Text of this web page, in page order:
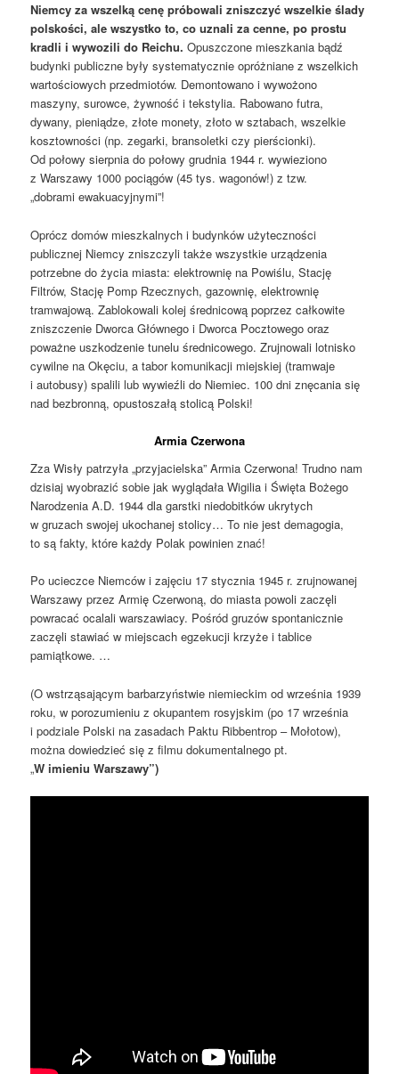
Niemcy za wszelką cenę próbowali zniszczyć wszelkie ślady
polskości, ale wszystko to, co uznali za cenne, po prostu
kradli i wywozili do Reichu. Opuszczone mieszkania bądź
budynki publiczne były systematycznie opróżniane z wszelkich
wartościowych przedmiotów. Demontowano i wywożono
maszyny, surowce, żywność i tekstylia. Rabowano futra,
dywany, pieniądze, złote monety, złoto w sztabach, wszelkie
kosztowności (np. zegarki, bransoletki czy pierścionki).
Od połowy sierpnia do połowy grudnia 1944 r. wywieziono
z Warszawy 1000 pociągów (45 tys. wagonów!) z tzw.
„dobrami ewakuacyjnymi”!
Oprócz domów mieszkalnych i budynków użyteczności
publicznej Niemcy zniszczyli także wszystkie urządzenia
potrzebne do życia miasta: elektrownię na Powiślu, Stację
Filtrów, Stację Pomp Rzecznych, gazownię, elektrownię
tramwajową. Zablokowali kolej średnicową poprzez całkowite
zniszczenie Dworca Głównego i Dworca Pocztowego oraz
poważne uszkodzenie tunelu średnicowego. Zrujnowali lotnisko
cywilne na Okęciu, a tabor komunikacji miejskiej (tramwaje
i autobusy) spalili lub wywieźli do Niemiec. 100 dni znęcania się
nad bezbronną, opustoszałą stolicą Polski!
Armia Czerwona
Zza Wisły patrzyła „przyjacielska” Armia Czerwona! Trudno nam
dzisiaj wyobrazić sobie jak wyglądała Wigilia i Święta Bożego
Narodzenia A.D. 1944 dla garstki niedobitków ukrytych
w gruzach swojej ukochanej stolicy… To nie jest demagogia,
to są fakty, które każdy Polak powinien znać!
Po ucieczce Niemców i zajęciu 17 stycznia 1945 r. zrujnowanej
Warszawy przez Armię Czerwoną, do miasta powoli zaczęli
powracać ocalali warszawiacy. Pośród gruzów spontanicznie
zaczęli stawiać w miejscach egzekucji krzyże i tablice
pamiątkowe. …
(O wstrząsającym barbarzyństwie niemieckim od września 1939
roku, w porozumieniu z okupantem rosyjskim (po 17 września
i podziale Polski na zasadach Paktu Ribbentrop – Mołotow),
można dowiedzieć się z filmu dokumentalnego pt.
„W imieniu Warszawy”)